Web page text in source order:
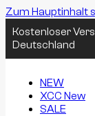
Zum Hauptinhalt
Kostenloser
Deutschland
NEW
XCC New
SALE